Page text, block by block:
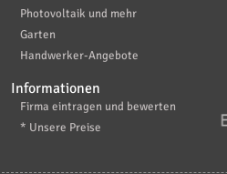
Photovoltaik und mehr
Garten
Handwerker-Angebote
Informationen
Firma eintragen und bewerten
* Unsere Preise